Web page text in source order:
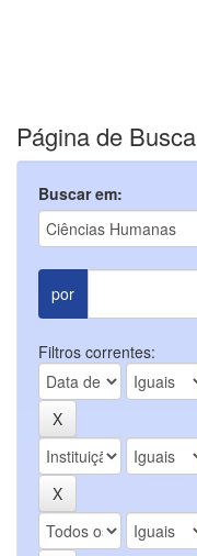
Página de Busca
Buscar em:
por
Filtros correntes: